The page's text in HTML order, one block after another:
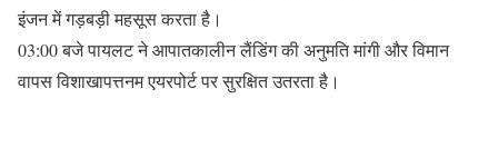
इंजन में गड़बड़ी महसूस करता है।
03:00 बजे पायलट ने आपातकालीन लैंडिंग की अनुमति मांगी और विमान
वापस विशाखापत्तनम एयरपोर्ट पर सुरक्षित उतरता है।